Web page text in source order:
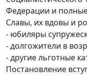
Федерации и
Славы, их вдовы и
- юбиляры
- долгожители в
- другие льготные
Постановление